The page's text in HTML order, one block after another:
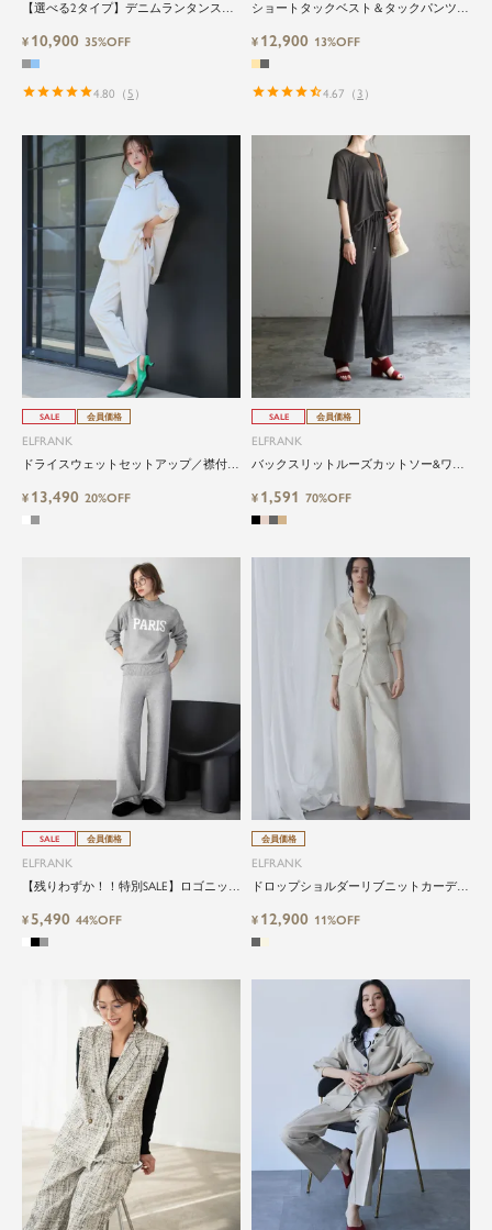
【選べる2タイプ】デニムランタンスリ
アップ Washable
¥ 10,900 35%OFF
4.80 （5 ）
ショートタックベスト＆タックパンツの
¥ 12,900 13%OFF
4.67 （ 3 ）
SALE 会員価格
ELFRANK
ドライスウェットセットアップ／襟付き
えする2点セット Washable
¥ 13,490 20%OFF
SALE 会員価格
ELFRANK
バックスリットルーズカットソー&ワイ
¥ 1,591 70%OFF
SALE 会員価格
ELFRANK
【残りわずか！！特別SALE】ロゴニット
ップ
¥5,490 44%OFF
会員価格
ELFRANK
ドロップショルダーリブニットカーディ
プ
¥ 12,900 11%OFF